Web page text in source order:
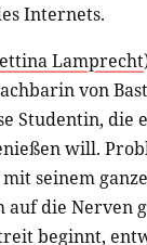
Internets.
Lamprecht
von
Studentin, die
will.
seinem
die Nerven
beginnt,